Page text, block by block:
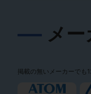
メ
掲載の無いメーカーでも